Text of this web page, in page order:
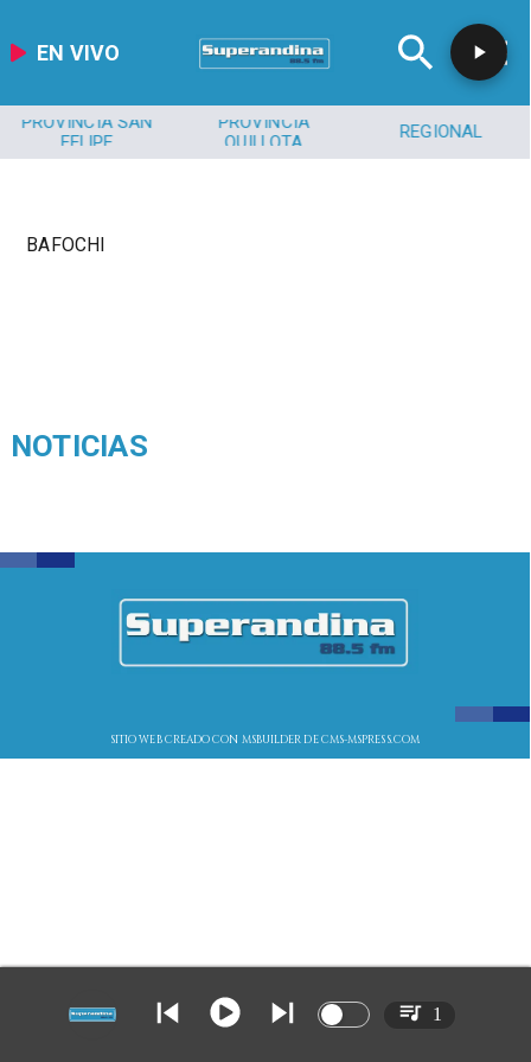
EN VIVO
PROVINCIA SAN
FELIPE
PROVINCIA
QUILLOTA
REGIONAL
BAFOCHI
NOTICIAS
SITIO WEB CREADO CON MSBUILDER DE CMS-MSPRESS.COM
1